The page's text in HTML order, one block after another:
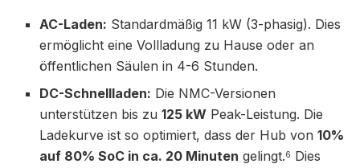
AC-Laden: Standardmäßig 11 kW (3-phasig). Dies
ermöglicht eine Vollladung zu Hause oder an
öffentlichen Säulen in 4-6 Stunden.
DC-Schnellladen: Die NMC-Versionen
unterstützen bis zu125 kW Peak-Leistung. Die
Ladekurve ist so optimiert, dass der Hub von10%
auf 80% SoC in ca. 20 Minuten gelingt.6 Dies